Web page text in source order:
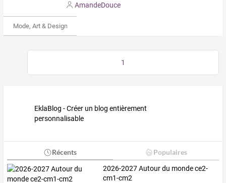
AmandeDouce
Mode, Art & Design
1
EklaBlog - Créer un blog entièrement
personnalisable
Récents Populaires
2026-2027 Autour du monde ce2-
cm1-cm2